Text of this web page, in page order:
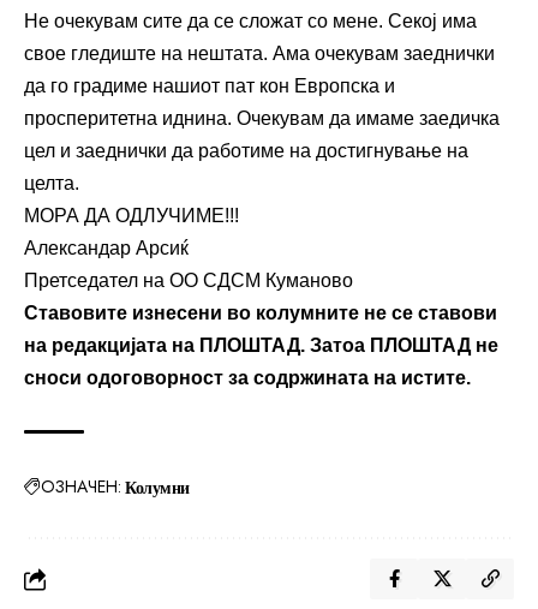
Не очекувам сите да се сложат со мене. Секој има
свое гледиште на нештата. Ама очекувам заеднички
да го градиме нашиот пат кон Европска и
просперитетна иднина. Очекувам да имаме заедичка
цел и заеднички да работиме на достигнување на
целта.
МОРА ДА ОДЛУЧИМЕ!!!
Александар Арсиќ
Претседател на ОО СДСМ Куманово
Ставовите изнесени во колумните не се ставови
на редакцијата на ПЛОШТАД. Затоа ПЛОШТАД не
сноси одоговорност за содржината на истите.
ОЗНАЧЕН: Колумни